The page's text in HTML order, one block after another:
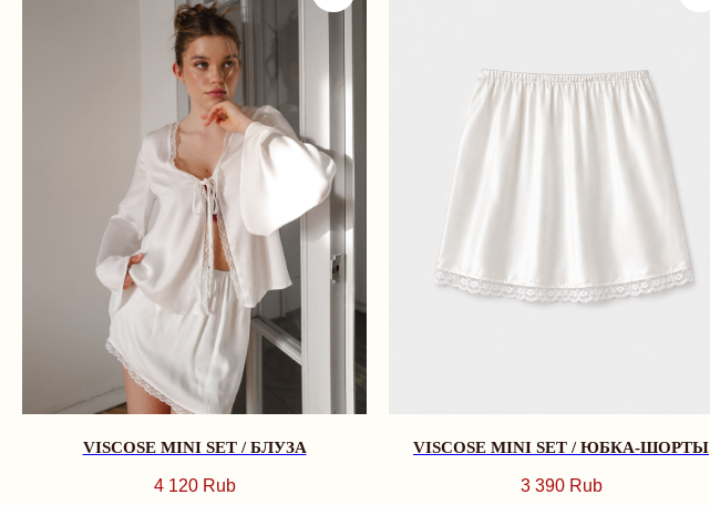
VISCOSE MINI SET / БЛУЗА
4 120 Rub
VISCOSE MINI SET / ЮБКА-ШОРТЫ
3 390 Rub